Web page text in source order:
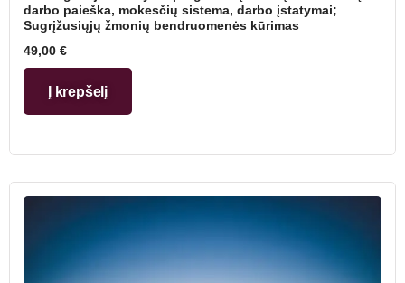
darbo paieška, mokesčių sistema, darbo įstatymai;
Sugrįžusiųjų žmonių bendruomenės kūrimas
49,00 €
Į krepšelį